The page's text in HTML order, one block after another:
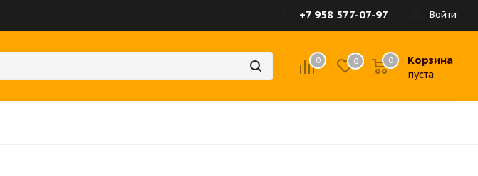
Войти
+7 958 577-07-97
0 0 Корзина
пуста
0